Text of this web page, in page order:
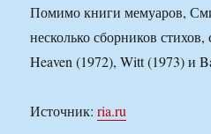
Помимо книги мемуаров,
несколько сборников
Heaven (1972), Witt (1973) и
Источник:ria.ru